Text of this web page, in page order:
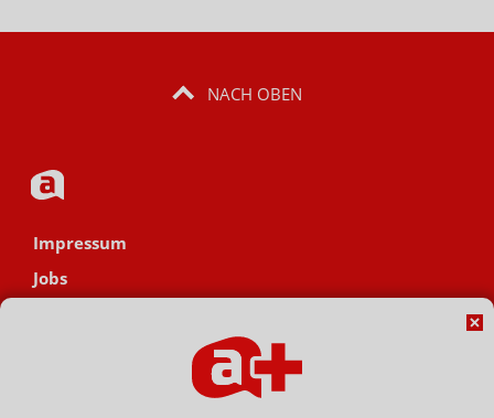
NACH OBEN
Impressum
Jobs